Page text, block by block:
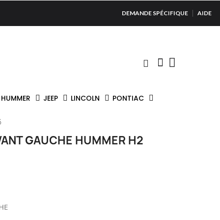
DEMANDE SPÉCIFIQUE AIDE
HUMMER JEEP LINCOLN PONTIAC
GAUCHE HUMMER H2